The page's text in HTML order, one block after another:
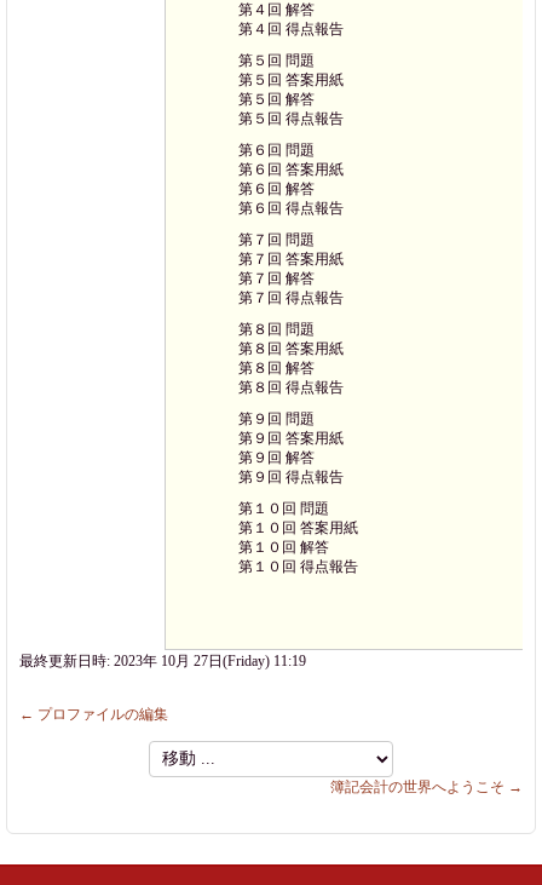
第４回 解答
第４回 得点報告
第５回 問題
第５回 答案用紙
第５回 解答
第５回 得点報告
第６回 問題
第６回 答案用紙
第６回 解答
第６回 得点報告
第７回 問題
第７回 答案用紙
第７回 解答
第７回 得点報告
第８回 問題
第８回 答案用紙
第８回 解答
第８回 得点報告
第９回 問題
第９回 答案用紙
第９回 解答
第９回 得点報告
第１０回 問題
第１０回 答案用紙
第１０回 解答
第１０回 得点報告
最終更新日時: 2023年 10月 27日(Friday) 11:19
← プロファイルの編集
移
動
簿記会計の世界へようこそ →